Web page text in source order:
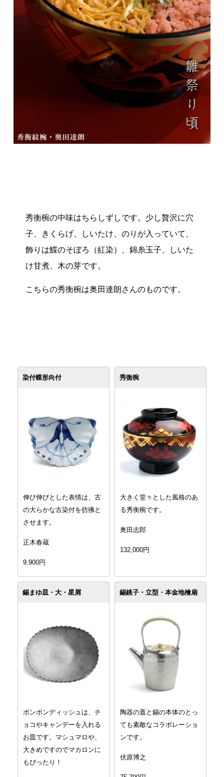
秀衡椀の中味はちらしずしです。少し贅沢に穴
子、きくらげ、しいたけ、のりが入っていて、
飾りは鰈のそぼろ（紅染）、錦糸玉子、しいた
け甘煮、木の芽です。
こちらの秀衡椀は奥田達朗さんのものです。
染付蝶形向付
伸び伸びとした表情は、古
の大らかな古染付を彷彿と
させます。
正木春蔵
9,900円
秀衡椀
大きく堂々とした風格のあ
る秀衡椀です。
奥田志郎
132,000円
錫まゆ皿・大・星屑
ボンボンディッシュは、チ
ョコやキャンデーを入れる
お皿です。マシュマロや、
大きめですのでマカロンに
もぴったり！
錫銚子・立型・本金地檜扇
陶器の蓋と錫の本体のとっ
ても素敵なコラボレーショ
ンです。
伏原博之